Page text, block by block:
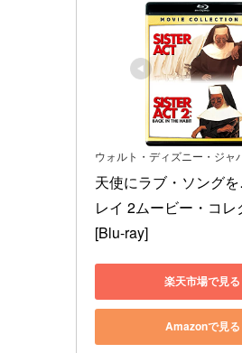
ウォルト・ディズニー・ジャ
天使にラブ・ソング
レイ 2ムービー・コレ
[Blu-ray]
楽天市場で見る
Amazonで見る